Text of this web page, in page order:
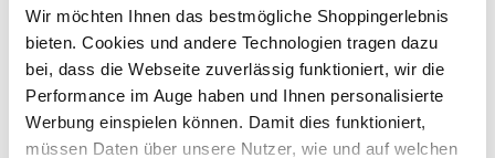
Wir möchten Ihnen das bestmögliche Shoppingerlebnis
bieten. Cookies und andere Technologien tragen dazu
bei, dass die Webseite zuverlässig funktioniert, wir die
Performance im Auge haben und Ihnen personalisierte
Werbung einspielen können. Damit dies funktioniert,
müssen Daten über unsere Nutzer, wie und auf welchen
Ihre E-Mail Adresse:
Jetzt anmelden